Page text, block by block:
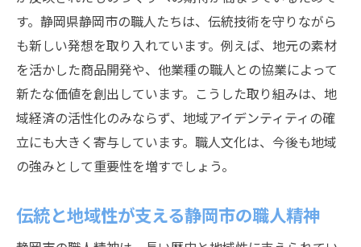
す。静岡県静岡市の職人たちは、伝統技術を守りながら
も新しい発想を取り入れています。例えば、地元の素材
を活かした商品開発や、他業種の職人との協業によって
新たな価値を創出しています。こうした取り組みは、地
域経済の活性化のみならず、地域アイデンティティの確
立にも大きく寄与しています。職人文化は、今後も地域
の強みとして重要性を増すでしょう。
伝統と地域性が支える静岡市の職人精神